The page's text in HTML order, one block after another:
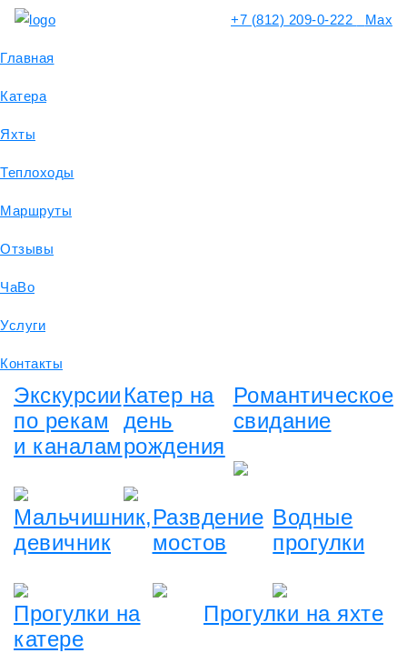
+7 (812) 209-0-222 Max
Главная
Катера
Яхты
Теплоходы
Маршруты
Отзывы
ЧаВо
Услуги
Контакты
Экскурсии
по рекам
и каналам
Катер на
день
рождения
Романтическое
свидание
Мальчишник,
девичник
Развдение
мостов
Водные
прогулки
Прогулки на
катере
Прогулки на яхте